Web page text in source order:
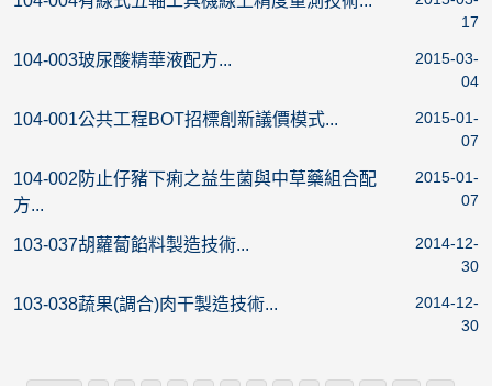
17
104-003玻尿酸精華液配方...
2015-03-
04
104-001公共工程BOT招標創新議價模式...
2015-01-
07
104-002防止仔豬下痢之益生菌與中草藥組合配
方...
2015-01-
07
103-037胡蘿蔔餡料製造技術...
2014-12-
30
103-038蔬果(調合)肉干製造技術...
2014-12-
30